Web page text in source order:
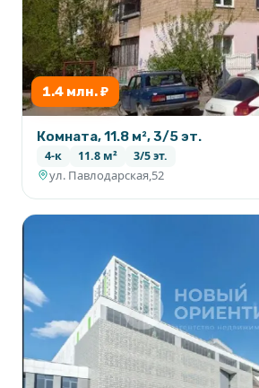
1.4 млн. ₽
Комната, 11.8 м², 3/5 эт.
4-к 11.8 м² 3/5 эт.
ул. Павлодарская,52